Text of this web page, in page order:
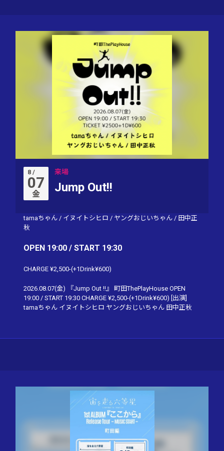
8 /
07
金
来場
Jump Out!!
tamaちゃん / イヌイトシヒロ / ヤングおじいちゃん / 田中正
秋
OPEN 19:00 / START 19:30
CHARGE ¥2,500-(+1Drink¥600)
2026.08.07(金) 『Jump Out !!』 町田ThePlayHouse OPEN
19:00 / START 19:30 CHARGE ¥2,500-(+1Drink¥600) [出演]
tamaちゃん イヌイトシヒロ ヤングおじいちゃん 田中正秋